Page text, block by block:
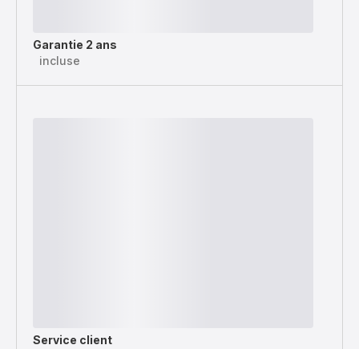
Garantie 2 ans
incluse
Service client